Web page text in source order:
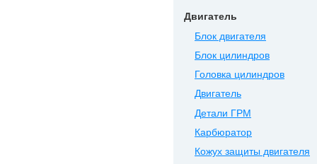
Двигатель
Блок двигателя
Блок цилиндров
Головка цилиндров
Двигатель
Детали ГРМ
Карбюратор
Кожух защиты двигателя